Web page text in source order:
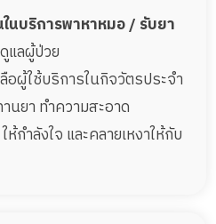
นบริการพาหาหมอ / รับยา
แลผู้ป่วย
อผู้ใช้บริการในกิจวัตรประจำ
นยา ทำความสะอาด
กำลังใจ และคลายเหงาให้กับ